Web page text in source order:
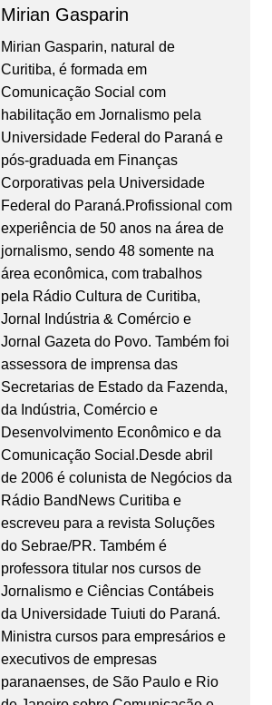
Mirian Gasparin
Mirian Gasparin, natural de
Curitiba, é formada em
Comunicação Social com
habilitação em Jornalismo pela
Universidade Federal do Paraná e
pós-graduada em Finanças
Corporativas pela Universidade
Federal do Paraná.Profissional com
experiência de 50 anos na área de
jornalismo, sendo 48 somente na
área econômica, com trabalhos
pela Rádio Cultura de Curitiba,
Jornal Indústria & Comércio e
Jornal Gazeta do Povo. Também foi
assessora de imprensa das
Secretarias de Estado da Fazenda,
da Indústria, Comércio e
Desenvolvimento Econômico e da
Comunicação Social.Desde abril
de 2006 é colunista de Negócios da
Rádio BandNews Curitiba e
escreveu para a revista Soluções
do Sebrae/PR. Também é
professora titular nos cursos de
Jornalismo e Ciências Contábeis
da Universidade Tuiuti do Paraná.
Ministra cursos para empresários e
executivos de empresas
paranaenses, de São Paulo e Rio